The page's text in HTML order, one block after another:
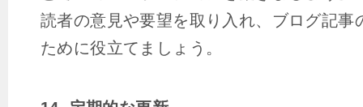
読者の意見や要望を取り入れ、ブログ記事
ために役立てましょう。